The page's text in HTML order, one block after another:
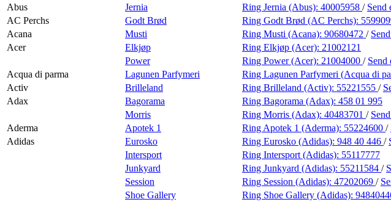
Praktisk informasjon
Ledige stillinger
Magasin
Personal Shopper
Abus
Jernia Ring Jernia (Abus): 40005958 / Send
AC Perchs
Godt Brød Ring Godt Brød (AC Perchs):
Acana
Musti Ring Musti (Acana): 90680472 /
Acer
Elkjøp Ring Elkjøp (Acer): 21002121
Power
Ring Power (Acer): 21004000 / Send
Acqua di parma
Lagunen Parfymeri Ring Lagunen Parfymeri (Acqua di
Activ
Brilleland Ring Brilleland (Activ): 55221555 /
Adax
Bagorama Ring Bagorama (Adax): 458 01 995
Morris
Ring Morris (Adax): 40483701 /
Aderma
Apotek 1 Ring Apotek 1 (Aderma): 55224600 /
Adidas
Eurosko Ring Eurosko (Adidas): 948 40 446 /
Intersport
Ring Intersport (Adidas): 55117777
Junkyard
Ring Junkyard (Adidas): 55211584 /
Session
Ring Session (Adidas): 47202069 /
Shoe Gallery
Ring Shoe Gallery (Adidas):